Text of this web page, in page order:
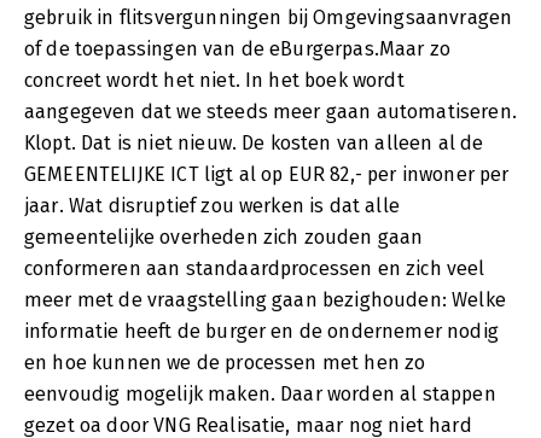
gebruik in flitsvergunningen bij Omgevingsaanvragen
of de toepassingen van de eBurgerpas.Maar zo
concreet wordt het niet. In het boek wordt
aangegeven dat we steeds meer gaan automatiseren.
Klopt. Dat is niet nieuw. De kosten van alleen al de
GEMEENTELIJKE ICT ligt al op EUR 82,- per inwoner per
jaar. Wat disruptief zou werken is dat alle
gemeentelijke overheden zich zouden gaan
conformeren aan standaardprocessen en zich veel
meer met de vraagstelling gaan bezighouden: Welke
informatie heeft de burger en de ondernemer nodig
en hoe kunnen we de processen met hen zo
eenvoudig mogelijk maken. Daar worden al stappen
gezet oa door VNG Realisatie, maar nog niet hard